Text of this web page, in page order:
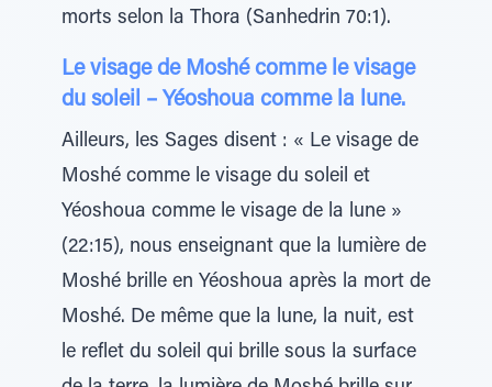
morts selon la Thora (Sanhedrin 70:1).
Le visage de Moshé comme le visage
du soleil – Yéoshoua comme la lune.
Ailleurs, les Sages disent : « Le visage de
Moshé comme le visage du soleil et
Yéoshoua comme le visage de la lune »
(22:15), nous enseignant que la lumière de
Moshé brille en Yéoshoua après la mort de
Moshé. De même que la lune, la nuit, est
le reflet du soleil qui brille sous la surface